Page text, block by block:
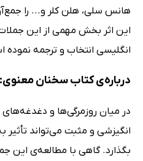
هانس سلی، هلن کلر و... را
این اثر بخش مهمی از این
انگلیسی انتخاب و ترجمه نموده
درباره‌ی کتاب سخنان معنوی:
در میان روزمرگی‌ها و دغدغه‌های
انگیزشی و مثبت می‌تواند تأثیر
بگذارد. گاهی با مطالعه‌ی این